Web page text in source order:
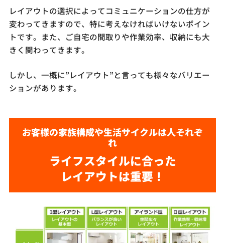
レイアウトの選択によってコミュニケーションの仕方が
変わってきますので、特に考えなければいけないポイン
トです。また、ご自宅の間取りや作業効率、収納にも大
きく関わってきます。
しかし、一概に”レイアウト”と言っても様々なバリエー
ションがあります。
お客様の家族構成や生活サイクルは人それぞ
れ
ライフスタイルに合った
レイアウトは重要！